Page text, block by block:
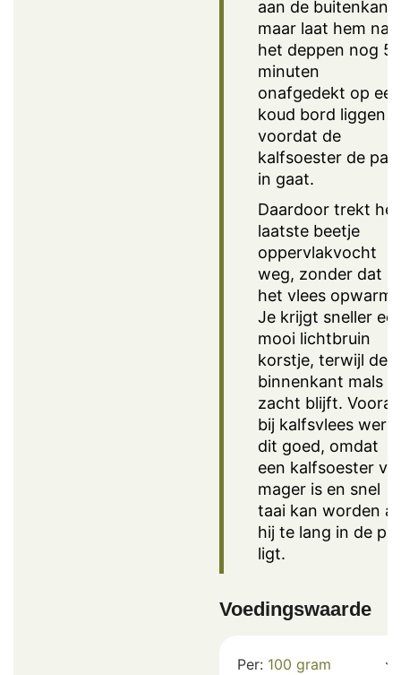
aan de buitenkant,
maar laat hem na
het deppen nog 5
minuten
onafgedekt op een
koud bord liggen
voordat de
kalfsoester de pan
in gaat.
Daardoor trekt het
laatste beetje
oppervlakvocht
weg, zonder dat
het vlees
Je krijgt sneller
mooi lichtbruin
korstje, terwijl de
binnenkant mals
zacht blijft. Vooral
bij kalfsvlees werkt
dit goed, omdat
een kalfsoester vrij
mager is en snel
taai kan worden
hij te lang in de
ligt.
Voedingswaarde
Per: 100 gram